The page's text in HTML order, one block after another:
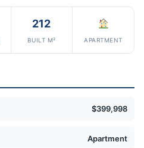
212
BUILT M² APARTMENT
$399,998
Apartment